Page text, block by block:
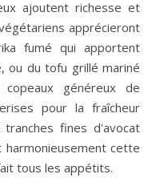
ajoutent richesse et
apprécieront
fumé qui apportent
ou du tofu grillé mariné
généreux de
pour la fraîcheur
fines d'avocat
cette
tous les appétits.